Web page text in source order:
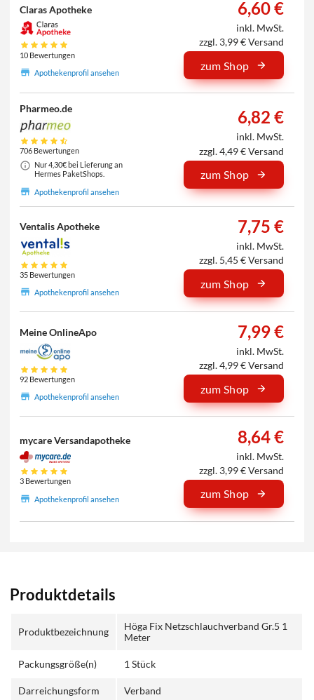
Claras Apotheke
10 Bewertungen
Apothekenprofil ansehen
6,60 €
inkl. MwSt.
zzgl. 3,99 € Versand
zum Shop
Pharmeo.de
706 Bewertungen
Nur 4,30€ bei Lieferung an
Hermes PaketShops.
Apothekenprofil ansehen
6,82 €
inkl. MwSt.
zzgl. 4,49 € Versand
zum Shop
Ventalis Apotheke
35 Bewertungen
Apothekenprofil ansehen
7,75 €
inkl. MwSt.
zzgl. 5,45 € Versand
zum Shop
Meine OnlineApo
92 Bewertungen
Apothekenprofil ansehen
7,99 €
inkl. MwSt.
zzgl. 4,99 € Versand
zum Shop
mycare Versandapotheke
3 Bewertungen
Apothekenprofil ansehen
8,64 €
inkl. MwSt.
zzgl. 3,99 € Versand
zum Shop
Produktdetails
Produktbezeichnung
Höga Fix Netzschlauchverband Gr.5 1
Meter
Packungsgröße(n) 1 Stück
Darreichungsform Verband